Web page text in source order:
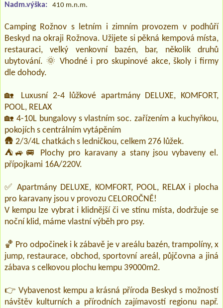
Nadm.výška: 410 m.n.m.
Camping Rožnov s letním i zimním provozem v podhůří
Beskyd na okraji Rožnova. Užijete si pěkná kempová místa,
restauraci, velký venkovní bazén, bar, několik druhů
ubytování. 🌞 Vhodné i pro skupinové akce, školy i firmy
dle dohody.
🏡 Luxusní 2-4 lůžkové apartmány DELUXE, KOMFORT,
POOL, RELAX
🏡 4-10L bungalovy s vlastním soc. zařízením a kuchyňkou,
pokojích s centrálním vytápěním
🛖 2/3/4L chatkách s ledničkou, celkem 276 lůžek.
⛺🚙🚐 Plochy pro karavany a stany jsou vybaveny el.
přípojkami 16A/220V.
✅ Apartmány DELUXE, KOMFORT, POOL, RELAX i plocha
pro karavany jsou v provozu CELOROČNĚ!
V kempu lze vybrat i klidnější či ve stínu místa, dodržuje se
noční klid, máme vlastní výběh pro psy.
🏀 Pro odpočinek i k zábavě je v areálu bazén, trampolíny, x
jump, restaurace, obchod, sportovní areál, půjčovna a jiná
zábava s celkovou plochu kempu 39000m2.
👉 Vybavenost kempu a krásná příroda Beskyd s možností
návštěv kulturních a přírodních zajímavostí regionu např.